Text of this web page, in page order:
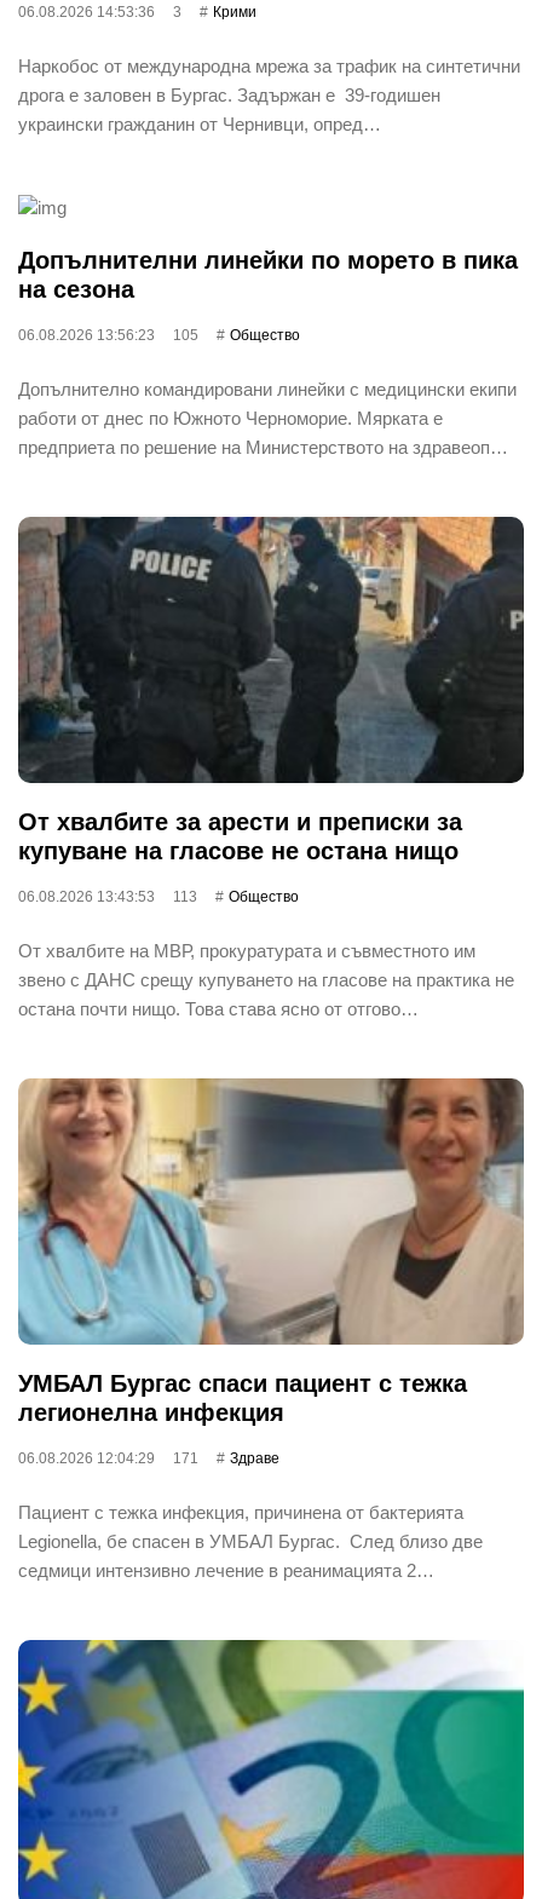
06.08.2026 14:53:36 3 Крими
Наркобос от международна мрежа за трафик на синтетични
дрога е заловен в Бургас. Задържан е 39-годишен
украински гражданин от Чернивци, опред…
Допълнителни линейки по морето в пика
на сезона
06.08.2026 13:56:23 105 Общество
Допълнително командировани линейки с медицински екипи
работи от днес по Южното Черноморие. Мярката е
предприета по решение на Министерството на здравеоп…
От хвалбите за арести и преписки за
купуване на гласове не остана нищо
06.08.2026 13:43:53 113 Общество
От хвалбите на МВР, прокуратурата и съвместното им
звено с ДАНС срещу купуването на гласове на практика не
остана почти нищо. Това става ясно от отгово…
УМБАЛ Бургас спаси пациент с тежка
легионелна инфекция
06.08.2026 12:04:29 171 Здраве
Пациент с тежка инфекция, причинена от бактерията
Legionella, бе спасен в УМБАЛ Бургас. След близо две
седмици интензивно лечение в реанимацията 2…